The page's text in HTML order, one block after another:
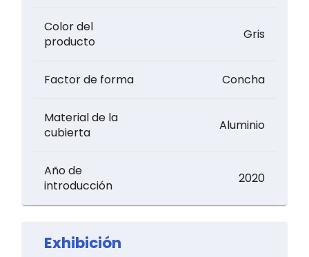
Color del
producto
Gris
Factor de forma Concha
Material de la
cubierta
Aluminio
Año de
introducción
2020
Exhibición